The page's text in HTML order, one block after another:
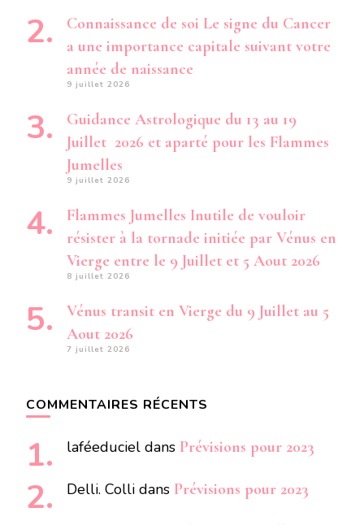
Connaissance de soi Le signe du Cancer
a une importance capitale suivant votre
année de naissance
9 juillet 2026
Guidance Astrologique du 13 au 19
Juillet 2026 et aparté pour les Flammes
Jumelles
9 juillet 2026
Flammes Jumelles Inutile de vouloir
résister à la tornade initiée par Vénus en
Vierge entre le 9 Juillet et 5 Aout 2026
8 juillet 2026
Vénus transit en Vierge du 9 Juillet au 5
Aout 2026
7 juillet 2026
COMMENTAIRES RÉCENTS
laféeduciel dans Prévisions pour 2023
Delli. Colli dans Prévisions pour 2023